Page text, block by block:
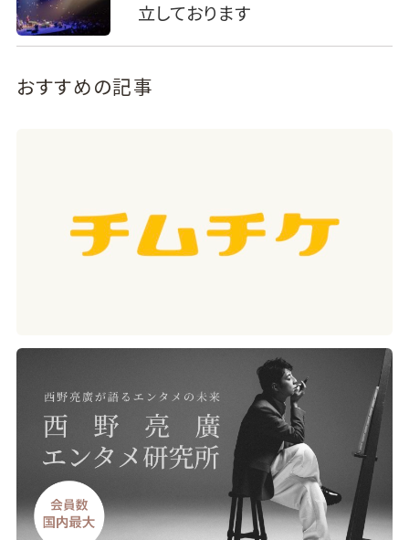
立しております
おすすめの記事